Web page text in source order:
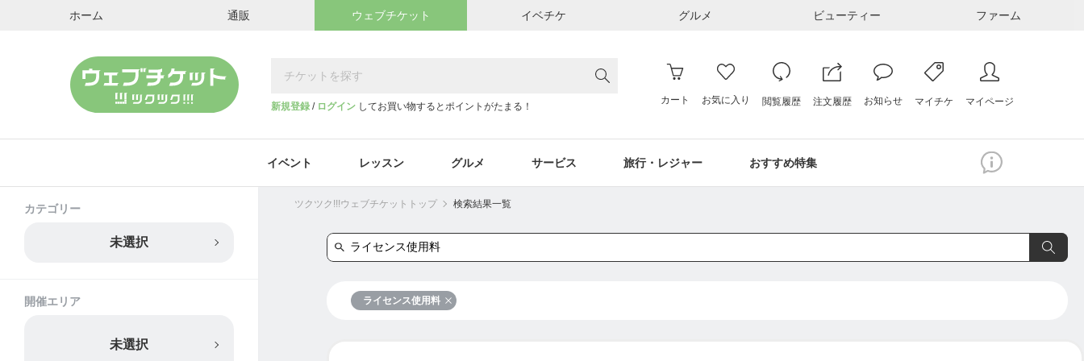
ホーム 通販 ウェブチケット イベチケ グルメ ビューティー ファーム
新規登録 / ログイン してお買い物するとポイントがたまる！
カート お気に入り 閲覧履歴 注文履歴 お知らせ マイチケ マイページ
イベント レッスン グルメ サービス 旅行・レジャー おすすめ特集
ツクツク!!!ウェブチケットトップ 検索結果一覧
ライセンス使用料
カテゴリー
未選択
開催エリア
未選択